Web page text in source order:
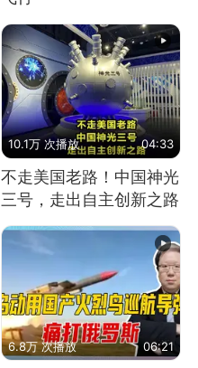
10.1万 次播放 04:33
不走美国老路！中国神光
三号，走出自主创新之路
6.8万 次播放 06:21